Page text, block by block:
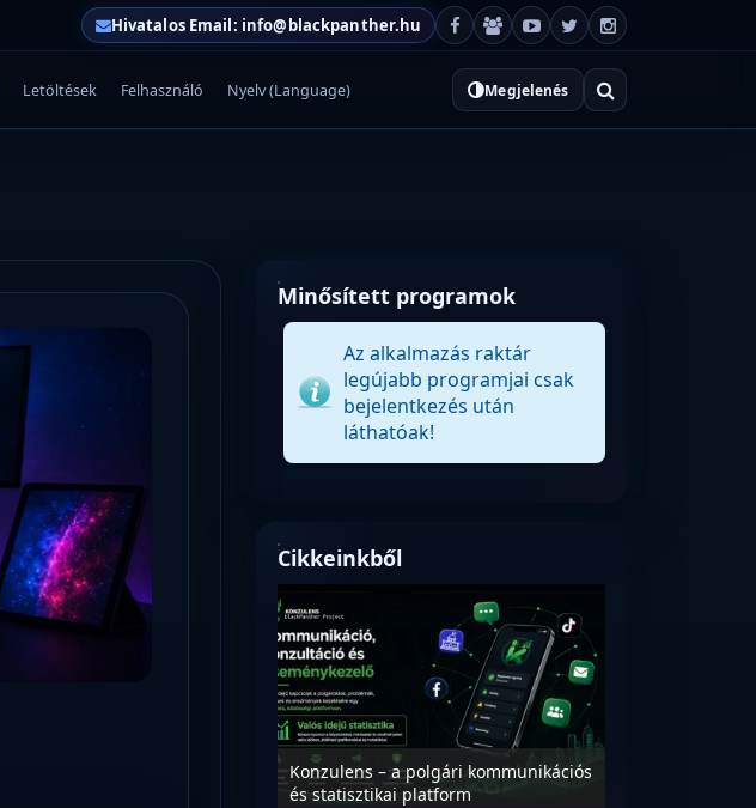
Hivatalos Email: info@blackpanther.hu
Letöltések Felhasználó Nyelv (Language) Megjelenés
Minősített programok
Az alkalmazás raktár
legújabb programjai csak
bejelentkezés után
láthatóak!
Cikkeinkből
Konzulens – a polgári kommunikációs
és statisztikai platform